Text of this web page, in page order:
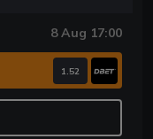
8 Aug 17:00
1.52